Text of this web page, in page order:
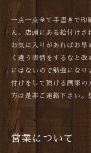
一点一点全て手書きで印
ん。店頭にある絵付けさ
お気に入りがあればお早
く違う表情をするなと
にはないので勉強にな
付けをして頂ける画家の
方は是非ご連絡下さい。
営業について